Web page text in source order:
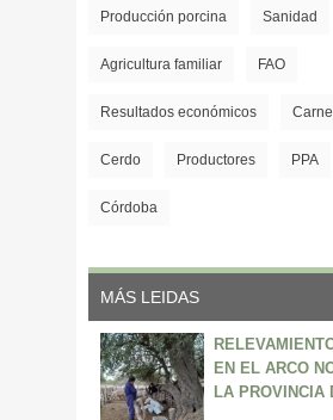
Producción porcina Sanidad
Agricultura familiar FAO
Resultados económicos
Cerdo Productores PPA
Córdoba
MÁS LEIDAS
EN EL ARCO
LA PROVINCIA